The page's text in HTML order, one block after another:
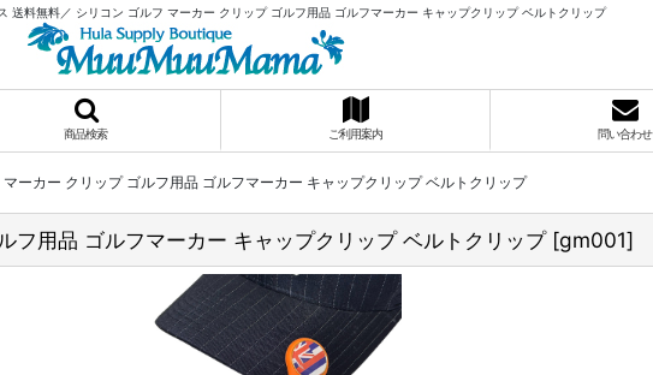
送料無料／ シリコン ゴルフ マーカー クリップ ゴルフ用品 ゴルフマーカー キャップクリップ ベルトクリップ
商品検索 ご利用案内 問い合わせ
ーカー クリップ ゴルフ用品 ゴルフマーカー キャップクリップ ベルトクリップ
フ用品 ゴルフマーカー キャップクリップ ベルトクリップ [gm001]